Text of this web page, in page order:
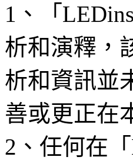
1、「
析和演釋，
析和資訊並
善或更正在
2、任何在